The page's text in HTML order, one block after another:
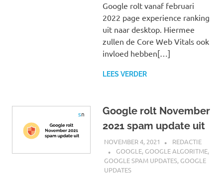
Google rolt vanaf februari
2022 page experience ranking
uit naar desktop. Hiermee
zullen de Core Web Vitals ook
invloed hebben[…]
LEES VERDER
Google rolt November
2021 spam update uit
NOVEMBER 4, 2021
REDACTIE
GOOGLE, GOOGLE ALGORITME,
GOOGLE SPAM UPDATES, GOOGLE
UPDATES